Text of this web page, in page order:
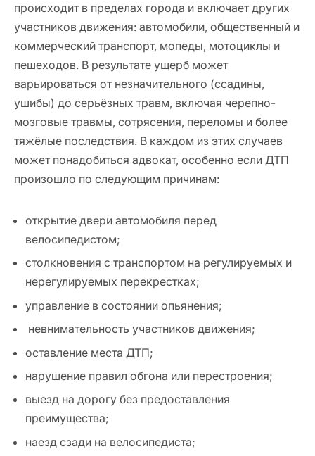
происходит в пределах города и включает других
участников движения: автомобили, общественный и
коммерческий транспорт, мопеды, мотоциклы и
пешеходов. В результате ущерб может
варьироваться от незначительного (ссадины,
ушибы) до серьёзных травм, включая черепно-
мозговые травмы, сотрясения, переломы и более
тяжёлые последствия. В каждом из этих случаев
может понадобиться адвокат, особенно если ДТП
произошло по следующим причинам:
открытие двери автомобиля перед
велосипедистом;
столкновения с транспортом на регулируемых и
нерегулируемых перекрестках;
управление в состоянии опьянения;
невнимательность участников движения;
оставление места ДТП;
нарушение правил обгона или перестроения;
выезд на дорогу без предоставления
преимущества;
наезд сзади на велосипедиста;